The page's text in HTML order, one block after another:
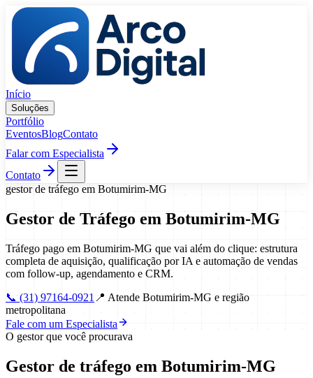
Pular para o conteúdo
Início
Soluções
Portfólio
EventosBlogContato
Falar com Especialista
Contato
gestor de tráfego em Botumirim-MG
Gestor de Tráfego em Botumirim-MG
Tráfego pago em Botumirim-MG que vai além do clique: estrutura
completa de aquisição, qualificação por IA e automação de vendas
com follow-up, agendamento e CRM.
📞(31) 97164-0921 📍 Atende Botumirim-MG e região
metropolitana
Fale com um Especialista
O gestor que você procurava
Gestor de tráfego em Botumirim-MG